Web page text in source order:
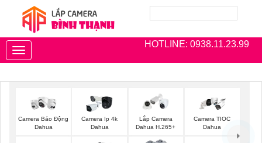
HOTLINE: 0938.11.23.99
Toggle
navigation
Camera Báo Động
Dahua
Camera Ip 4k
Dahua
Lắp Camera
Dahua H.265+
Camera TIOC
Dahua